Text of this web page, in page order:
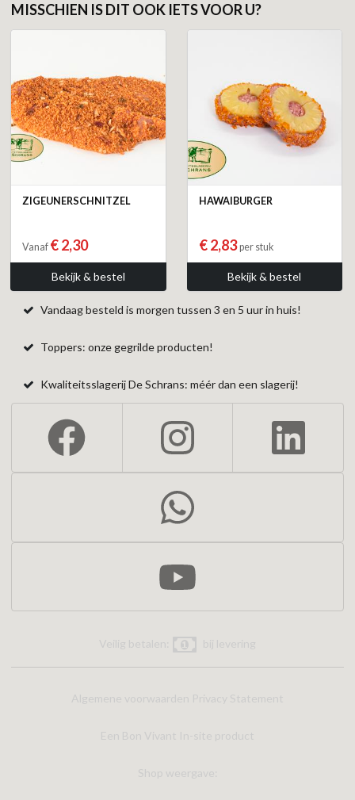
MISSCHIEN IS DIT OOK IETS VOOR U?
ZIGEUNERSCHNITZEL
Vanaf € 2,30
Bekijk & bestel
HAWAIBURGER
€ 2,83per stuk
Bekijk & bestel
Vandaag besteld is morgen tussen 3 en 5 uur in huis!
Toppers: onze gegrilde producten!
Kwaliteitsslagerij De Schrans: méér dan een slagerij!